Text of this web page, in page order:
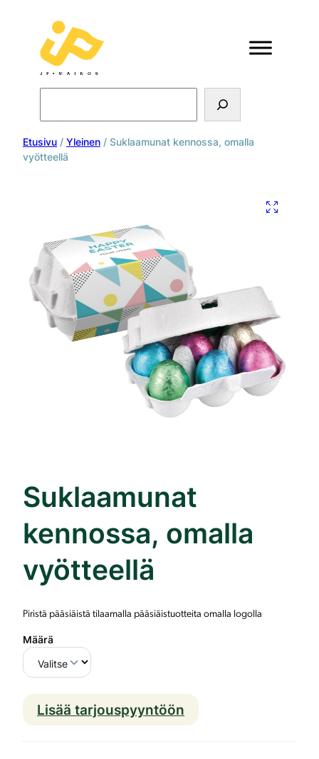
Etusivu / Yleinen / Suklaamunat kennossa, omalla
vyötteellä
Suklaamunat
kennossa, omalla
vyötteellä
Piristä pääsiäistä tilaamalla pääsiäistuotteita omalla logolla
Määrä
Lisää tarjouspyyntöön